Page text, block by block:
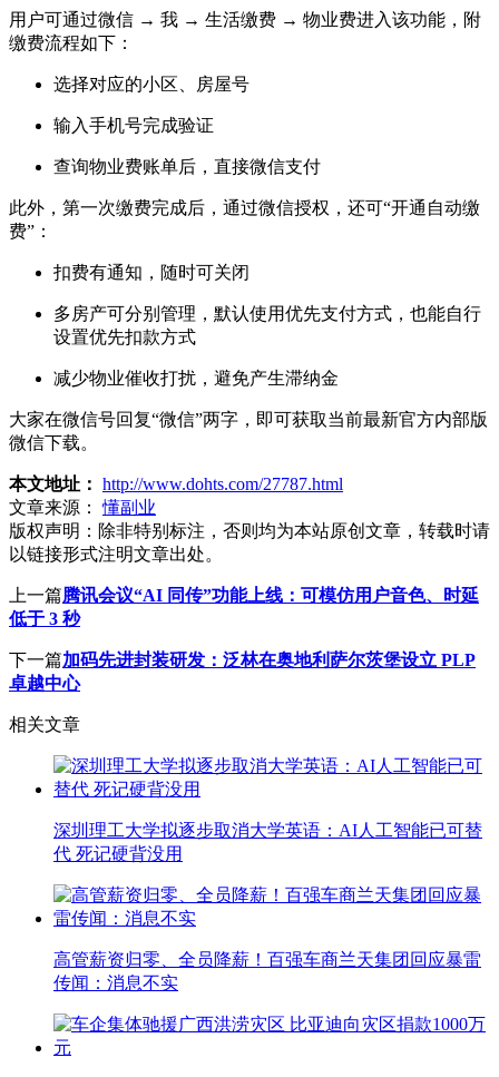
用户可通过微信 → 我 → 生活缴费 → 物业费进入该功能，附
缴费流程如下：
选择对应的小区、房屋号
输入手机号完成验证
查询物业费账单后，直接微信支付
此外，第一次缴费完成后，通过微信授权，还可“开通自动缴
费”：
扣费有通知，随时可关闭
多房产可分别管理，默认使用优先支付方式，也能自行
设置优先扣款方式
减少物业催收打扰，避免产生滞纳金
大家在微信号回复“微信”两字，即可获取当前最新官方内部版
微信下载。
本文地址： http://www.dohts.com/27787.html
文章来源：
懂副业
版权声明： 除非特别标注，否则均为本站原创文章，转载时请
以链接形式注明文章出处。
上一篇腾讯会议“AI 同传”功能上线：可模仿用户音色、时延
低于 3 秒
下一篇加码先进封装研发：泛林在奥地利萨尔茨堡设立 PLP
卓越中心
相关文章
深圳理工大学拟逐步取消大学英语：AI人工智能已可替
代 死记硬背没用
高管薪资归零、全员降薪！百强车商兰天集团回应暴雷
传闻：消息不实